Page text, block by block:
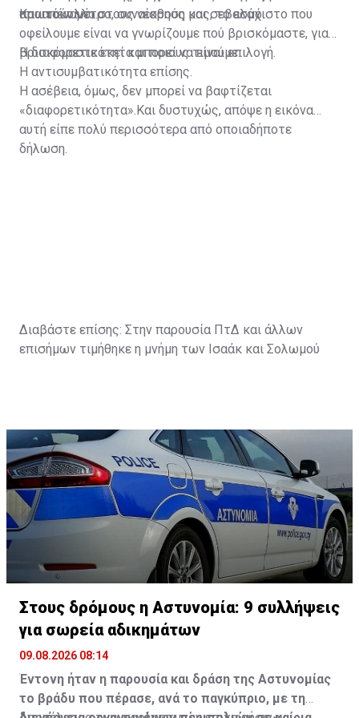
πρωτόκολλο.
απαιτούν μέτρο, συναίσθηση και σεβασμό.
Και απέναντι στους νεκρούς μας, το ελάχιστο που
οφείλουμε είναι να γνωρίζουμε πού βρισκόμαστε, γιατί
βρισκόμαστε εκεί και ποιους τιμούμε.
Η διαφορετικότητα μπορεί να είναι επιλογή.
Η αντισυμβατικότητα επίσης.
Η ασέβεια, όμως, δεν μπορεί να βαφτίζεται
«διαφορετικότητα».Και δυστυχώς, απόψε η εικόνα
αυτή είπε πολύ περισσότερα από οποιαδήποτε
δήλωση.
Διαβάστε επίσης: Στην παρουσία ΠτΔ και άλλων
επισήμων τιμήθηκε η μνήμη των Ισαάκ και Σολωμού
Στους δρόμους η Αστυνομία: 9 συλλήψεις
για σωρεία αδικημάτων
09.08.2026 08:14
Έντονη ήταν η παρουσία και δράση της Αστυνομίας
το βράδυ που πέρασε, ανά το παγκύπριο, με τη